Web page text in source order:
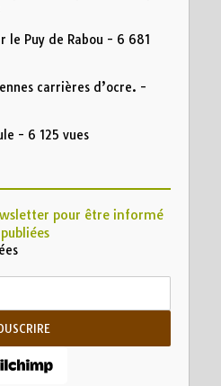
le Puy de Rabou - 6 681
carrières d’ocre. -
- 6 125 vues
pour être informé